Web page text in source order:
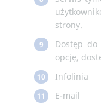
strony.
9
Dostęp do
opcję,
10 Infolinia
11 E-mail